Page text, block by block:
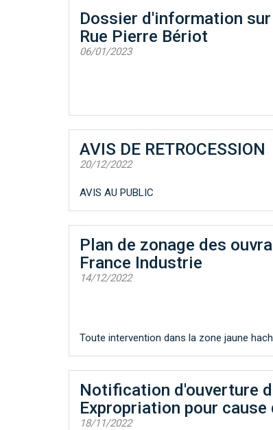
Dossier d'information
Rue Pierre Bériot
06/01/2023
AVIS DE RETROCESSION
20/12/2022
AVIS AU PUBLIC
Plan de zonage des
France Industrie
14/12/2022
Toute intervention dans la zone jaune
Notification d'ouverture
Expropriation pour
18/11/2022